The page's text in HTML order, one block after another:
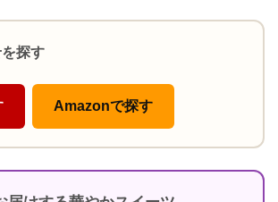
探す
Amazonで探す